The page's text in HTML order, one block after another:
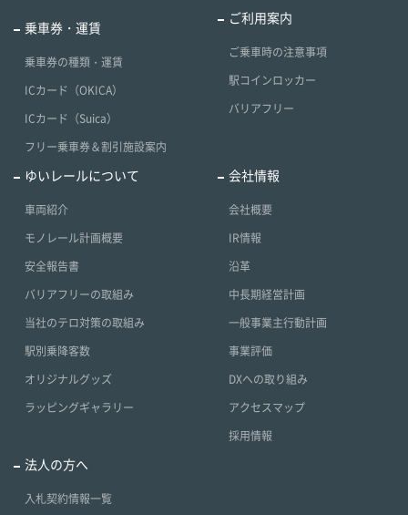
乗車券・運賃
乗車券の種類・運賃
ICカード（OKICA）
ICカード（Suica）
フリー乗車券＆割引施設案内
ご利用案内
ご乗車時の注意事項
駅コインロッカー
バリアフリー
ゆいレールについて
車両紹介
モノレール計画概要
安全報告書
バリアフリーの取組み
当社のテロ対策の取組み
駅別乗降客数
オリジナルグッズ
ラッピングギャラリー
会社情報
会社概要
IR情報
沿革
中長期経営計画
一般事業主行動計画
事業評価
DXへの取り組み
アクセスマップ
採用情報
法人の方へ
入札契約情報一覧